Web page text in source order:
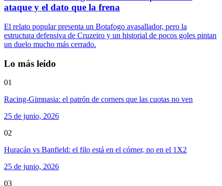
ataque y el dato que la frena
El relato popular presenta un Botafogo avasallador, pero la
estructura defensiva de Cruzeiro y un historial de pocos goles pintan
un duelo mucho más cerrado.
Lo más leído
01
Racing-Gimnasia: el patrón de corners que las cuotas no ven
25 de junio, 2026
02
Huracán vs Banfield: el filo está en el córner, no en el 1X2
25 de junio, 2026
03